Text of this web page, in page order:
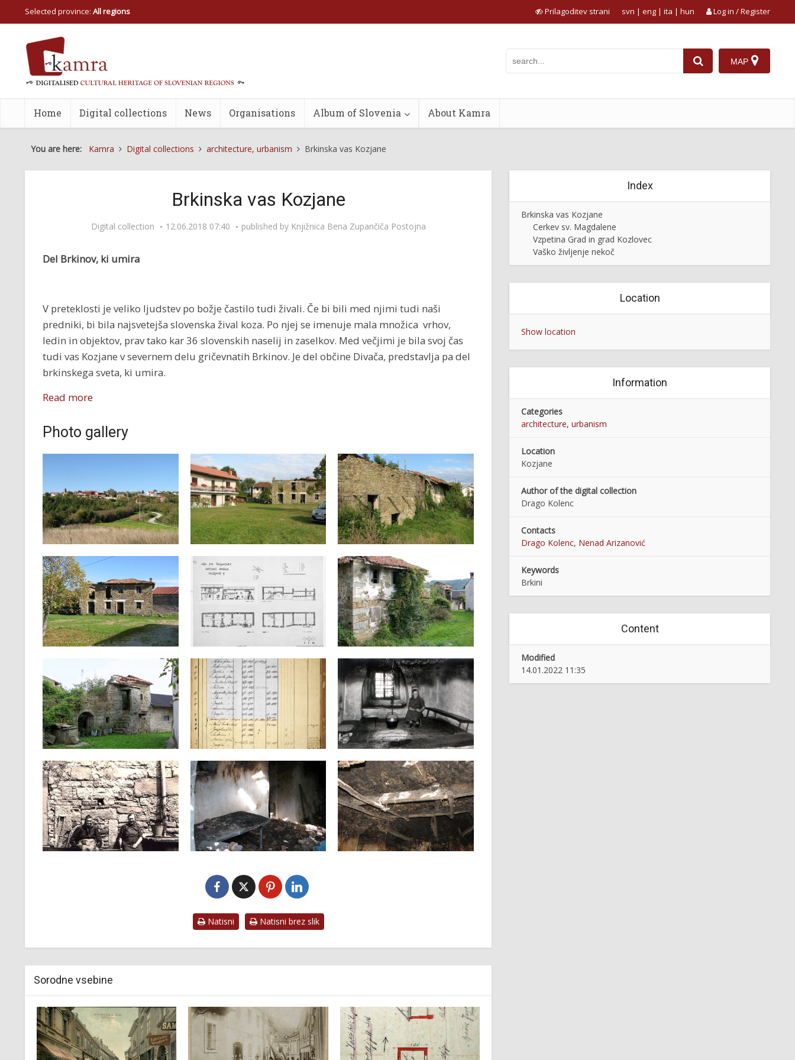
Selected province: All regions Prilagoditev strani Log in / Register
svn | eng | ita | hun
MAP
Home Digital collections News Organisations Album of Slovenia About Kamra
You are here: Kamra Digital collections architecture, urbanism Brkinska vas Kozjane
Brkinska vas Kozjane
Digital collection 12.06.2018 07:40 published by Knjižnica Bena Zupančiča Postojna
Del Brkinov, ki umira
V preteklosti je veliko ljudstev po božje častilo tudi živali. Če bi bili med njimi tudi naši
predniki, bi bila najsvetejša slovenska žival koza. Po njej se imenuje mala množica vrhov,
ledin in objektov, prav tako kar 36 slovenskih naselij in zaselkov. Med večjimi je bila svoj čas
tudi vas Kozjane v severnem delu gričevnatih Brkinov. Je del občine Divača, predstavlja pa del
brkinskega sveta, ki umira.
Read more
Photo gallery
Natisni Natisni brez slik
Sorodne vsebine
Index
Brkinska vas Kozjane
Cerkev sv. Magdalene
Vzpetina Grad in grad Kozlovec
Vaško življenje nekoč
Location
Show location
Information
Categories
architecture, urbanism
Location
Kozjane
Author of the digital collection
Drago Kolenc
Contacts
Drago Kolenc, Nenad Arizanović
Keywords
Brkini
Content
Modified
14.01.2022 11:35